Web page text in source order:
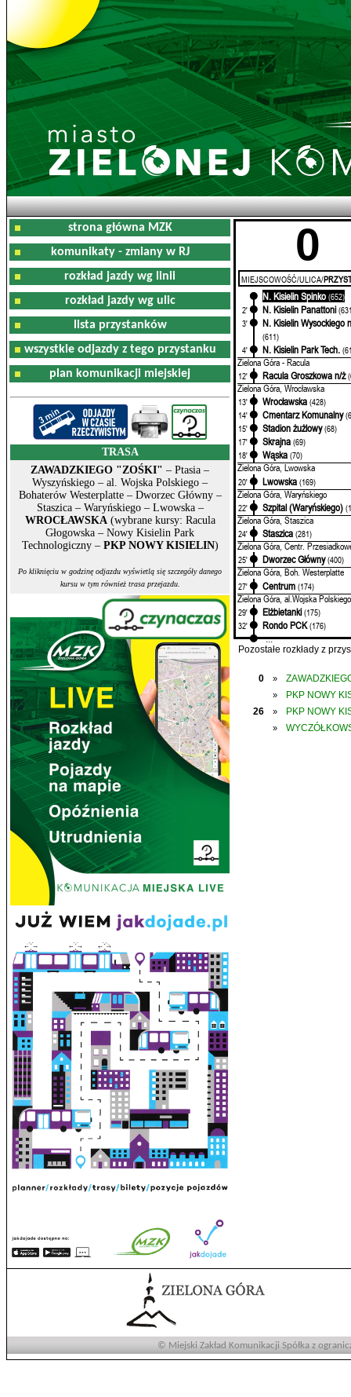
strona główna MZK
komunikaty - zmiany w RJ
rozkład jazdy wg linii
rozkład jazdy wg ulic
lista przystanków
wszystkie odjazdy z tego przystanku
plan komunikacji miejskiej
TRASA
ZAWADZKIEGO "ZOŚKI" – Ptasia –
Wyszyńskiego – al. Wojska Polskiego –
Bohaterów Westerplatte – Dworzec Główny –
Staszica – Waryńskiego – Lwowska –
WROCŁAWSKA(wybrane kursy: Racula
Głogowska – Nowy Kisielin Park
Technologiczny – PKP NOWY KISIELIN)
Po kliknięciu w godzinę odjazdu wyświetlą się szczegóły danego
kursu w tym również trasa przejazdu.
0
MIEJSCOWOŚĆ/ULICA/
N. Kisielin Spinko (652)
2'
N. Kisielin Panattoni
3'
N. Kisielin Wysockiego
(611)
4'
N. Kisielin Park Tech.
Zielona Góra - Racula
12' Racula Groszkowa n/ż
Zielona Góra, Wrocławska
13' Wrocławska (428)
14'
Cmentarz Komunalny
15'
Stadion żużlowy (68)
17'
Skrajna (69)
18'
Wąska (70)
Zielona Góra, Lwowska
20' Lwowska (169)
Zielona Góra, Waryńskiego
22' Szpital (Waryńskiego)
Zielona Góra, Staszica
24' Staszica (281)
Zielona Góra, Centr.
25' Dworzec Główny (400)
Zielona Góra, Boh. Westerplatte
27' Centrum (174)
Zielona Góra, al.Wojska Polskiego
29' Elżbietanki (175)
32'
Rondo PCK (176)
...
Pozostałe rozkłady z
0 »
»
PKP NOWY
26
» PKP NOWY
»
© Miejski Zakład Komunikacji Spółka z